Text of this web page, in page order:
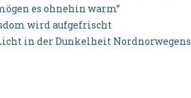
es ohnehin warm”
wird aufgefrischt
in der Dunkelheit Nordnorwegens